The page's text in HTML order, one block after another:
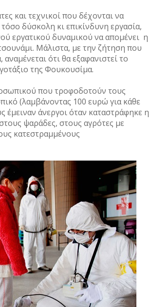
και τεχνικοί που δέχονται να
δύσκολη κι επικίνδυνη εργασία,
εργατικού δυναμικού να απομένει η
Μάλιστα, με την ζήτηση που
ότι θα εξαφανιστεί το
της Φουκουσίμα.
που τροφοδοτούν τους
(λαμβάνοντας 100 ευρώ για κάθε
έμειναν άνεργοι όταν καταστράφηκε η
ψαράδες, στους αγρότες με
κατεστραμμένους